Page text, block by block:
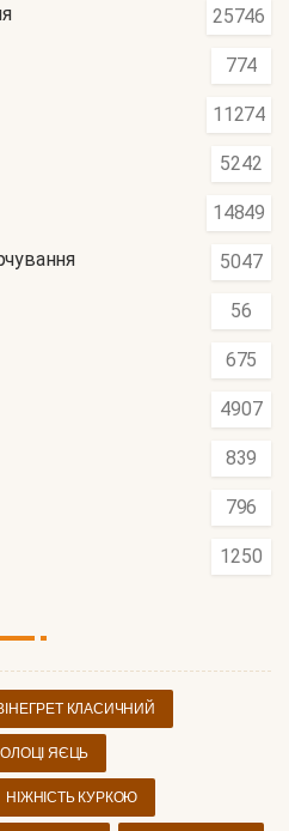
25746
774
11274
5242
14849
5047
56
675
4907
839
796
1250
КЛАСИЧНИЙ
ЯЄЦЬ
НІЖНІСТЬ КУРКОЮ